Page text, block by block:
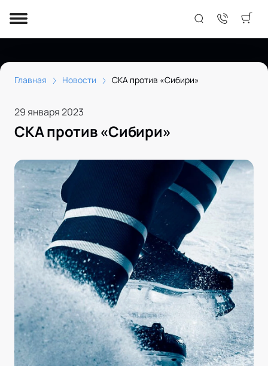
Главная Новости СКА против «Сибири»
29 января 2023
СКА против «Сибири»